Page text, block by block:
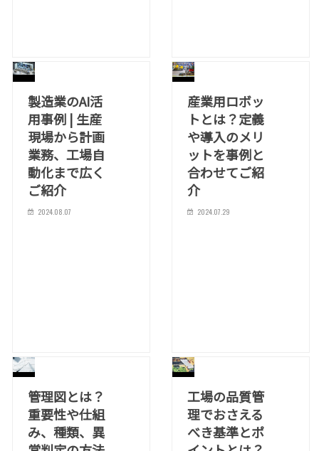
製造業のAI活
用事例 | 生産
現場から計画
業務、工場自
動化まで広く
ご紹介
2024.08.07
産業用ロボッ
トとは？定義
や導入のメリ
ットを事例と
合わせてご紹
介
2024.07.29
管理図とは？
重要性や仕組
み、種類、異
工場の品質管
理でおさえる
べき基準とポ